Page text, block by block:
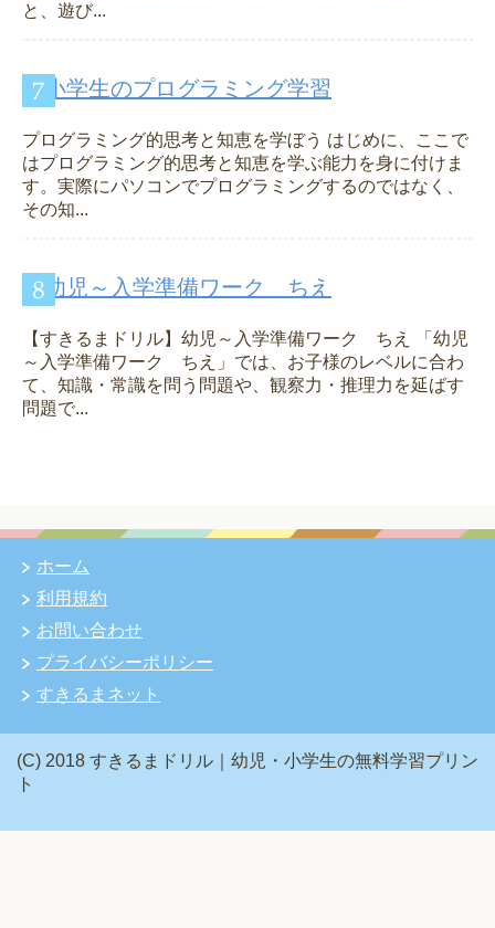
と、遊び...
小学生のプログラミング学習
プログラミング的思考と知恵を学ぼう はじめに、ここで
はプログラミング的思考と知恵を学ぶ能力を身に付けま
す。実際にパソコンでプログラミングするのではなく、
その知...
幼児～入学準備ワーク ちえ
【すきるまドリル】幼児～入学準備ワーク ちえ 「幼児
～入学準備ワーク ちえ」では、お子様のレベルに合わ
て、知識・常識を問う問題や、観察力・推理力を延ばす
問題で...
ホーム
利用規約
お問い合わせ
プライバシーポリシー
すきるまネット
(C) 2018 すきるまドリル｜幼児・小学生の無料学習プリン
ト